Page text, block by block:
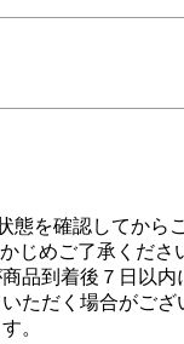
を確認してから
じめご了承くださ
品到着後７日以
ただく場合がござ
。